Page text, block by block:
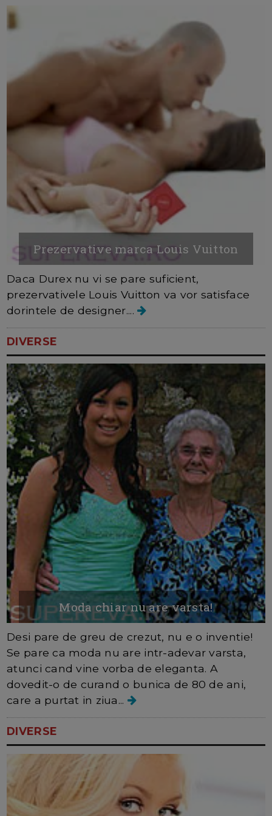
Prezervative marca Louis Vuitton
Daca Durex nu vi se pare suficient,
prezervativele Louis Vuitton va vor satisface
dorintele de designer....
DIVERSE
Moda chiar nu are varsta!
Desi pare de greu de crezut, nu e o inventie!
Se pare ca moda nu are intr-adevar varsta,
atunci cand vine vorba de eleganta. A
dovedit-o de curand o bunica de 80 de ani,
care a purtat in ziua...
DIVERSE